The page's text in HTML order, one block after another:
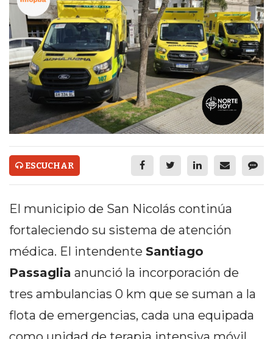
ULTIMAS NOTICIAS
TEMAS DESTACADOS
TECNOLOGÍA
SERVICIOS
PRONÓSTICO
HORÓSCOPO
QUÉ ES
TIENDAS ONLINE CON
PEDIDOS POR WHATSAPP
TIENDA ONLINE GRATIS
EN ARGENTINA:
ESCUCHAR
El municipio de San Nicolás continúa
fortaleciendo su sistema de atención
médica. El intendente Santiago
Passaglia anunció la incorporación de
tres ambulancias 0 km que se suman a la
flota de emergencias, cada una equipada